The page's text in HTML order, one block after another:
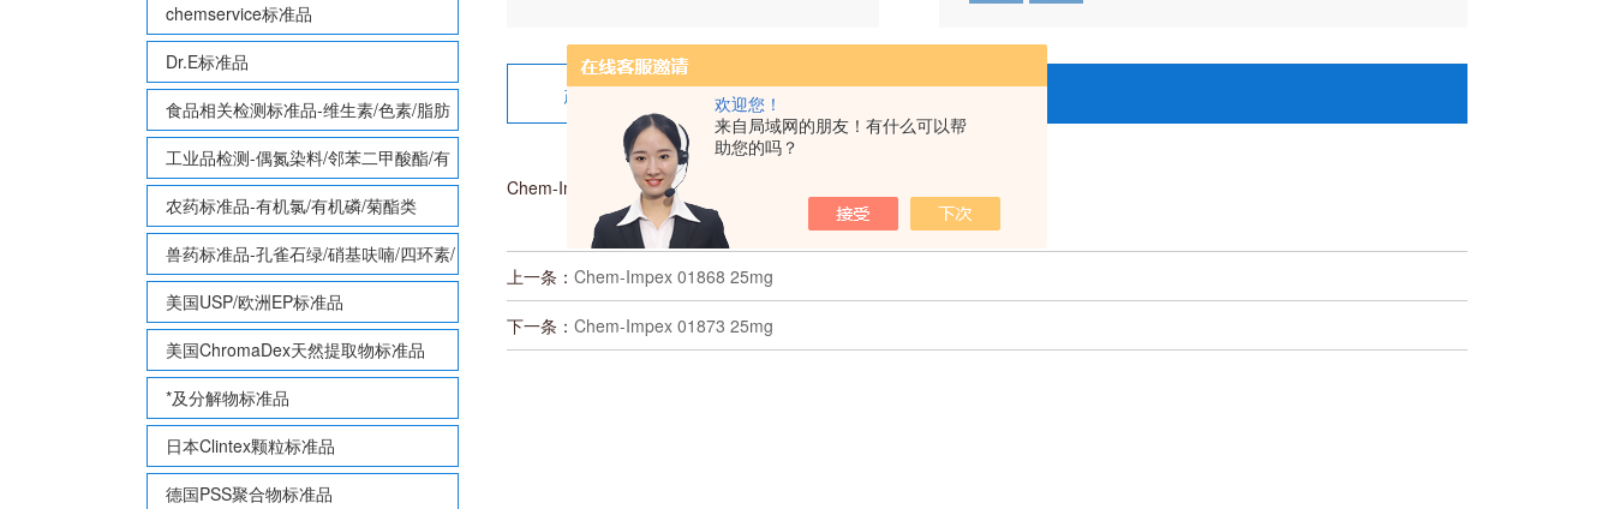
欢迎您！
来自局域网的朋友！有什么可以帮
助您的吗？
chemservice标准品
Dr.E标准品
食品相关检测标准品-维生素/色素/脂肪
酸甲酯等
工业品检测-偶氮染料/邻苯二甲酸酯/有
机锡/多溴联苯/多溴联苯醚/多氯联苯
农药标准品-有机氯/有机磷/菊酯类
兽药标准品-孔雀石绿/硝基呋喃/四环素/
磺胺等
美国USP/欧洲EP标准品
美国ChromaDex天然提取物标准品
*及分解物标准品
日本Clintex颗粒标准品
德国PSS聚合物标准品
产品详情 在线留言
Chem-Impex 01871 25mg
上一条： Chem-Impex 01868 25mg
下一条： Chem-Impex 01873 25mg